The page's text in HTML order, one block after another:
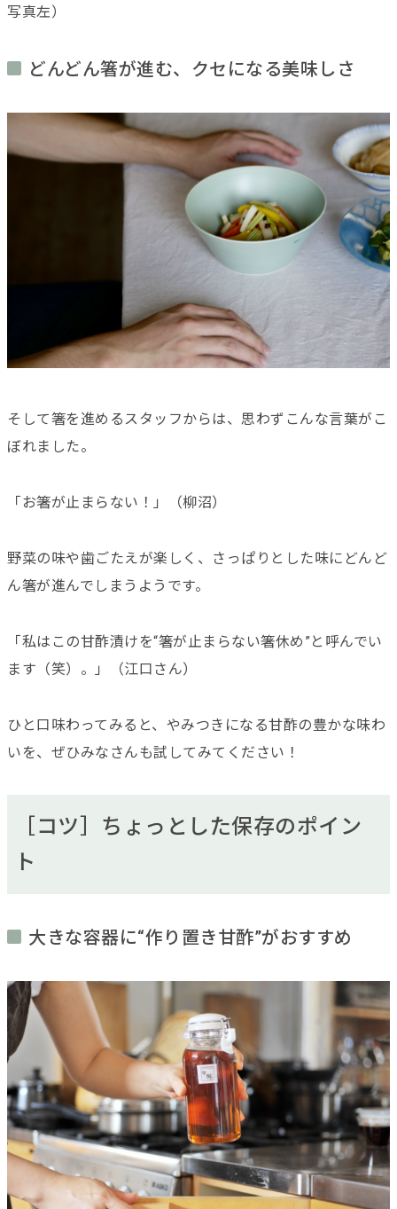
写真左）
どんどん箸が進む、クセになる美味しさ
そして箸を進めるスタッフからは、思わずこんな言葉がこ
ぼれました。
「お箸が止まらない！」（柳沼）
野菜の味や歯ごたえが楽しく、さっぱりとした味にどんど
ん箸が進んでしまうようです。
「私はこの甘酢漬けを“箸が止まらない箸休め”と呼んでい
ます（笑）。」（江口さん）
ひと口味わってみると、やみつきになる甘酢の豊かな味わ
いを、ぜひみなさんも試してみてください！
［コツ］ちょっとした保存のポイン
ト
大きな容器に“作り置き甘酢”がおすすめ